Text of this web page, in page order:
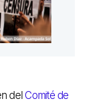
delComité de